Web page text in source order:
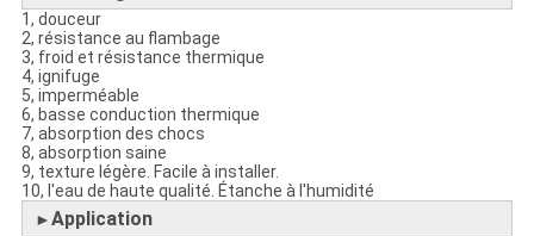
1, douceur
2, résistance au flambage
3, froid et résistance thermique
4, ignifuge
5, imperméable
6, basse conduction thermique
7, absorption des chocs
8, absorption saine
9, texture légère. Facile à installer.
10, l'eau de haute qualité. Étanche à l'humidité
►Application